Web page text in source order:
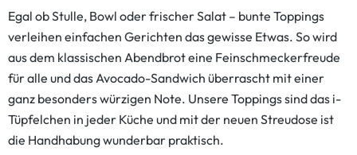
Egal ob Stulle, Bowl oder frischer Salat – bunte Toppings
verleihen einfachen Gerichten das gewisse Etwas. So wird
aus dem klassischen Abendbrot eine Feinschmeckerfreude
für alle und das Avocado-Sandwich überrascht mit einer
ganz besonders würzigen Note. Unsere Toppings sind das i-
Tüpfelchen in jeder Küche und mit der neuen Streudose ist
die Handhabung wunderbar praktisch.